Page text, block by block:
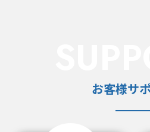
お客様サ